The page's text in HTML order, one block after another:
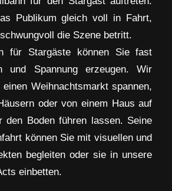
Publikum gleich voll in Fahrt,
die Szene betritt.
für Stargäste können Sie fast
und Spannung erzeugen. Wir
Weihnachtsmarkt spannen,
oder von einem Haus auf
den Boden führen lassen. Seine
können Sie mit visuellen und
begleiten oder sie in unsere
einbetten.